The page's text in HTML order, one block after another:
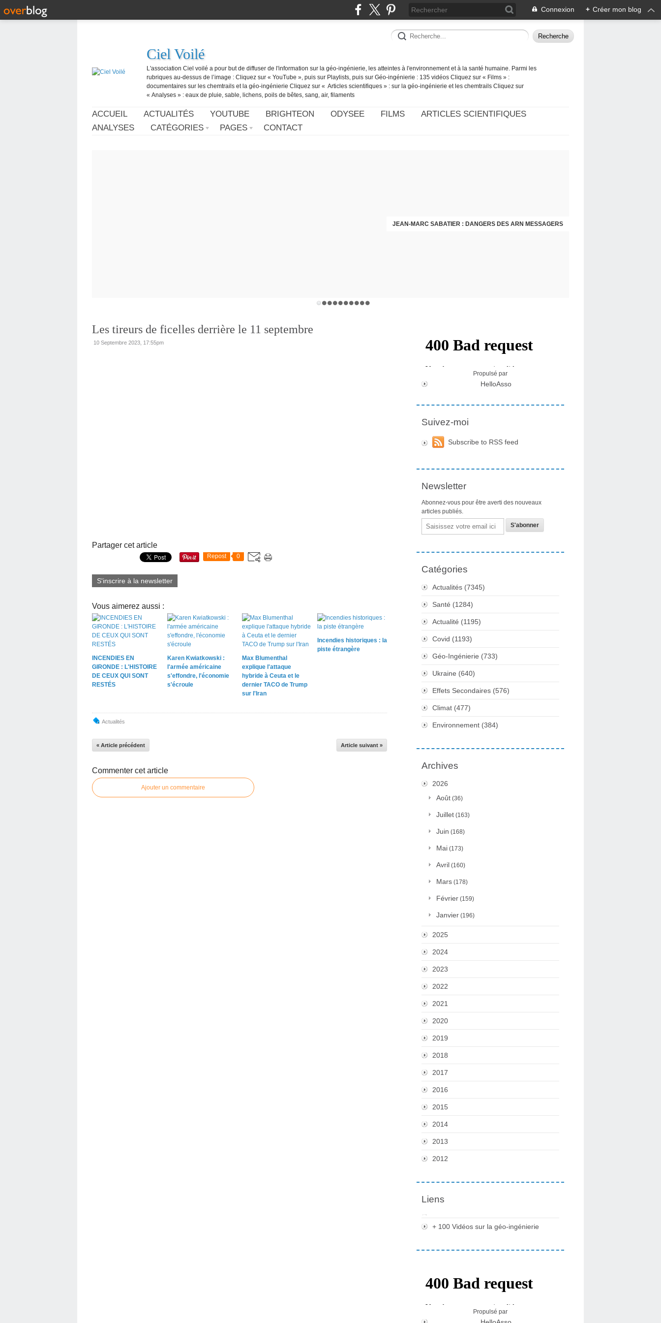
Connexion + Créer mon blog
Ciel Voilé
L'association Ciel voilé a pour but de diffuser de l'information sur la géo-ingénierie, les atteintes à l'environnement et à la santé humaine. Parmi les
rubriques au-dessus de l’image : Cliquez sur « YouTube », puis sur Playlists, puis sur Géo-ingénierie : 135 vidéos Cliquez sur « Films » :
documentaires sur les chemtrails et la géo-ingénierie Cliquez sur « Articles scientifiques » : sur la géo-ingénierie et les chemtrails Cliquez sur
« Analyses » : eaux de pluie, sable, lichens, poils de bêtes, sang, air, filaments
ACCUEIL ACTUALITÉS YOUTUBE BRIGHTEON ODYSEE FILMS
ARTICLES SCIENTIFIQUES
ANALYSES
CATÉGORIES PAGES CONTACT
JEAN-MARC SABATIER : DANGERS DES ARN MESSAGERS
USA - DR KORY : LA LICENCE DE SOIGNER OU RESPECTER LE SERMENT D'HIPPOCRATE CONTRE VENTS ET MARÉES
Les tireurs de ficelles derrière le 11 septembre
10 Septembre 2023, 17:55pm
Partager cet article
Repost 0
S'inscrire à la newsletter
Vous aimerez aussi :
INCENDIES EN
GIRONDE : L'HISTOIRE
DE CEUX QUI SONT
RESTÉS
Karen Kwiatkowski :
l'armée américaine
s'effondre, l'économie
s'écroule
Max Blumenthal
explique l'attaque
hybride à Ceuta et le
dernier TACO de Trump
sur l'Iran
Incendies historiques : la
piste étrangère
Actualités
« Article précédent Article suivant »
Commenter cet article
Ajouter un commentaire
Propulsé par
HelloAsso
Suivez-moi
Subscribe to RSS feed
Newsletter
Abonnez-vous pour être averti des nouveaux
articles publiés.
Email
Catégories
Actualités (7345)
Santé (1284)
Actualité (1195)
Covid (1193)
Géo-Ingénierie (733)
Ukraine (640)
Effets Secondaires (576)
Climat (477)
Environnement (384)
Archives
2026
Août (36)
Juillet (163)
Juin (168)
Mai (173)
Avril (160)
Mars (178)
Février (159)
Janvier (196)
2025
2024
2023
2022
2021
2020
2019
2018
2017
2016
2015
2014
2013
2012
Liens
+ 100 Vidéos sur la géo-ingénierie
Propulsé par